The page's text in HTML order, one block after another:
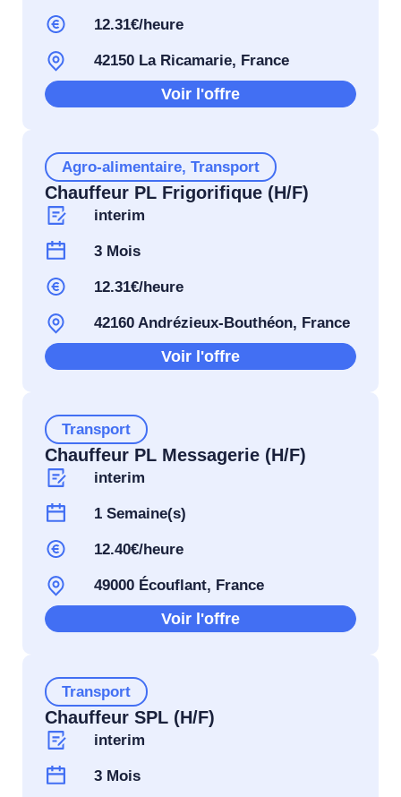
12.31€/heure
42150 La Ricamarie, France
Voir l'offre
Agro-alimentaire, Transport
Chauffeur PL Frigorifique (H/F)
interim
3 Mois
12.31€/heure
42160 Andrézieux-Bouthéon, France
Voir l'offre
Transport
Chauffeur PL Messagerie (H/F)
interim
1 Semaine(s)
12.40€/heure
49000 Écouflant, France
Voir l'offre
Transport
Chauffeur SPL (H/F)
interim
3 Mois